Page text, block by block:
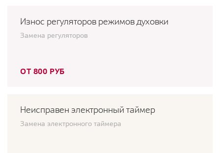
Износ регуляторов режимов духовки
Замена регуляторов
ОТ 800 РУБ
Неисправен электронный таймер
Замена электронного таймера